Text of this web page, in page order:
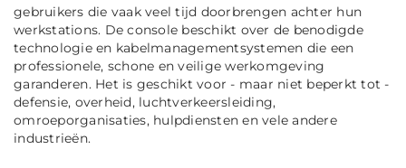
gebruikers die vaak veel tijd doorbrengen achter hun
werkstations. De console beschikt over de benodigde
technologie en kabelmanagementsystemen die een
professionele, schone en veilige werkomgeving
garanderen. Het is geschikt voor - maar niet beperkt tot -
defensie, overheid, luchtverkeersleiding,
omroeporganisaties, hulpdiensten en vele andere
industrieën.